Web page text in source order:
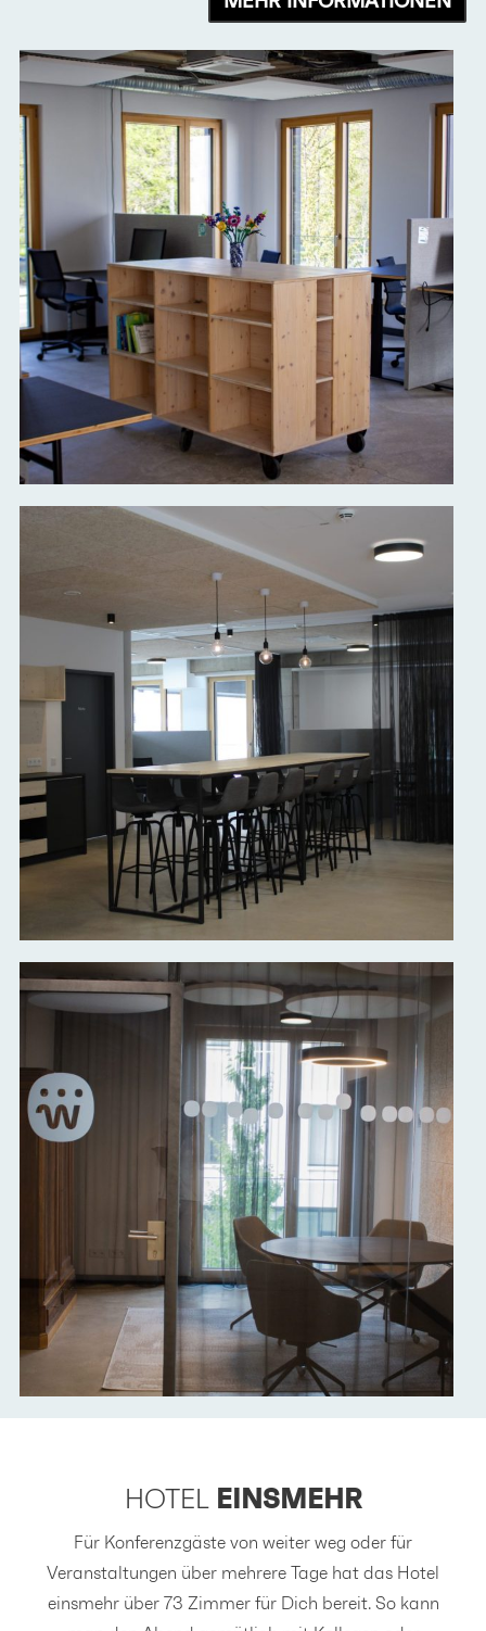
HOTEL EINSMEHR
Für Konferenzgäste von weiter weg oder für
Veranstaltungen über mehrere Tage hat das Hotel
einsmehr über 73 Zimmer für Dich bereit. So kann